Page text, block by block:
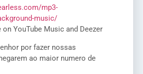
mp3-
music/
YouTube Music and Deezer
por fazer nossas
ao maior numero de